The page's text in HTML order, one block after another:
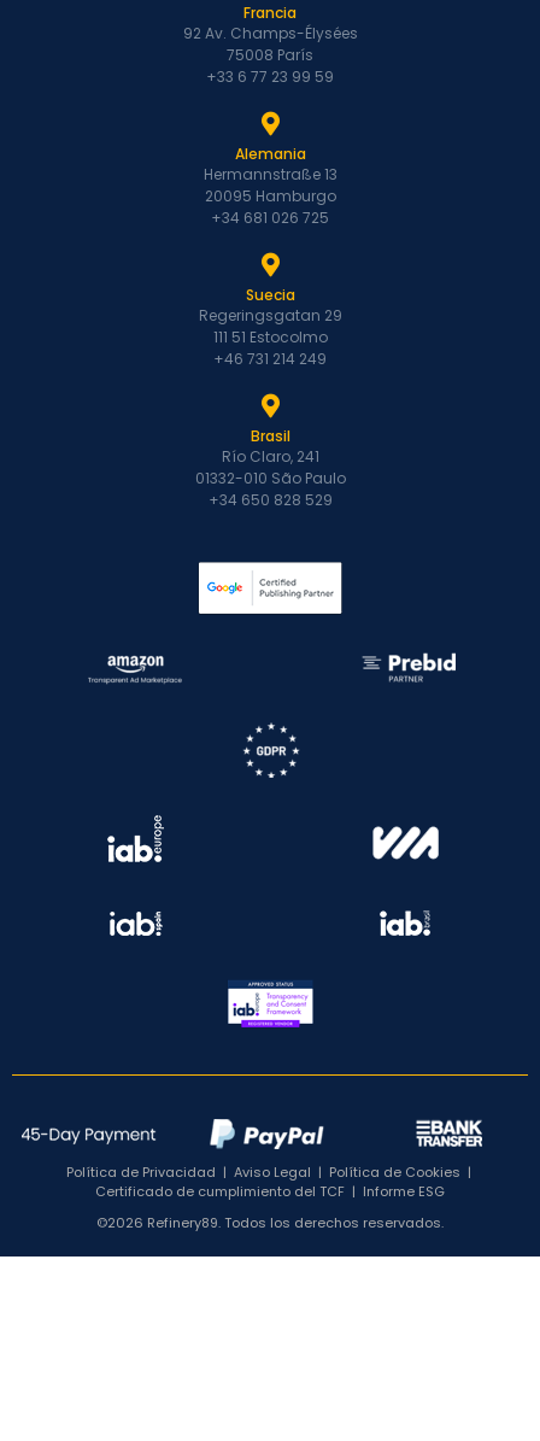
Francia
92 Av. Champs-Élysées
75008 París
+33 6 77 23 99 59
Alemania
Hermannstraße 13
20095 Hamburgo
+34 681 026 725
Suecia
Regeringsgatan 29
111 51 Estocolmo
+46 731 214 249
Brasil
Río Claro, 241
01332-010 São Paulo
+34 650 828 529
Política de Privacidad | Aviso Legal | Política de Cookies |
Certificado de cumplimiento del TCF | Informe ESG
©2026 Refinery89. Todos los derechos reservados.